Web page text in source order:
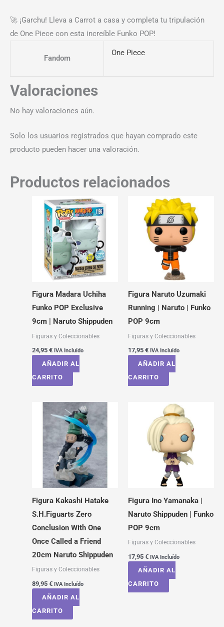
🚀 ¡Garchu! Lleva a Carrot a casa y completa tu tripulación
de One Piece con esta increíble Funko POP!
Fandom
One Piece
Valoraciones
No hay valoraciones aún.
Solo los usuarios registrados que hayan comprado este
producto pueden hacer una valoración.
Productos relacionados
Figura Madara Uchiha
Funko POP Exclusive
9cm | Naruto Shippuden
Figuras y Coleccionables
24,95 € IVA Incluído
AÑADIR AL
CARRITO
Figura Naruto Uzumaki
Running | Naruto | Funko
POP 9cm
Figuras y Coleccionables
17,95 € IVA Incluído
AÑADIR AL
CARRITO
Figura Kakashi Hatake
S.H.Figuarts Zero
Conclusion With One
Once Called a Friend
20cm Naruto Shippuden
Figuras y Coleccionables
89,95 € IVA Incluído
AÑADIR AL
CARRITO
Figura Ino Yamanaka |
Naruto Shippuden | Funko
POP 9cm
Figuras y Coleccionables
17,95 € IVA Incluído
AÑADIR AL
CARRITO